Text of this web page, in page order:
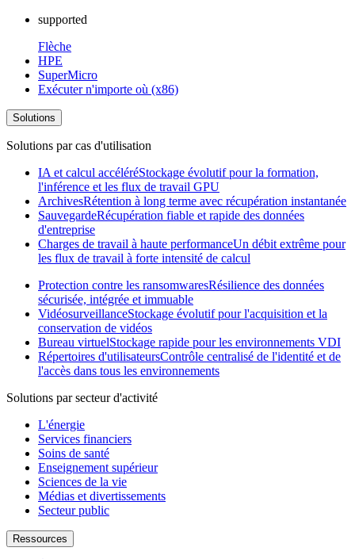
supported
Flèche
HPE
SuperMicro
Exécuter n'importe où (x86)
Solutions
Solutions par cas d'utilisation
IA et calcul accéléréStockage évolutif pour la formation,
l'inférence et les flux de travail GPU
ArchivesRétention à long terme avec récupération instantanée
SauvegardeRécupération fiable et rapide des données
d'entreprise
Charges de travail à haute performanceUn débit extrême pour
les flux de travail à forte intensité de calcul
Protection contre les ransomwaresRésilience des données
sécurisée, intégrée et immuable
VidéosurveillanceStockage évolutif pour l'acquisition et la
conservation de vidéos
Bureau virtuelStockage rapide pour les environnements VDI
Répertoires d'utilisateursContrôle centralisé de l'identité et de
l'accès dans tous les environnements
Solutions par secteur d'activité
L'énergie
Services financiers
Soins de santé
Enseignement supérieur
Sciences de la vie
Médias et divertissements
Secteur public
Ressources